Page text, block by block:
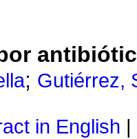
; Gutiérrez,
in English